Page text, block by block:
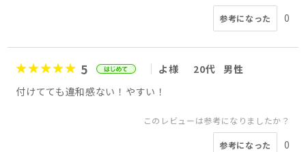
参考になった 0
5 よ様 20代
男性
付けてても違和感ない！やすい！
このレビューは参考になりましたか？
参考になった 0